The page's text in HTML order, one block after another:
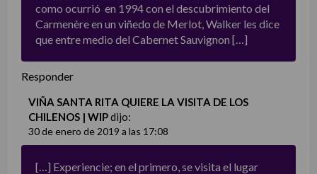
como ocurrió en 1994 con el descubrimiento del
Carmenère en un viñedo de Merlot, Walker les dice
que entre medio del Cabernet Sauvignon […]
Responder
VIÑA SANTA RITA QUIERE LA VISITA DE LOS
CHILENOS | WIPdijo:
30 de enero de 2019 a las 17:08
[…] Experiencie; en el primero, se visita el lugar